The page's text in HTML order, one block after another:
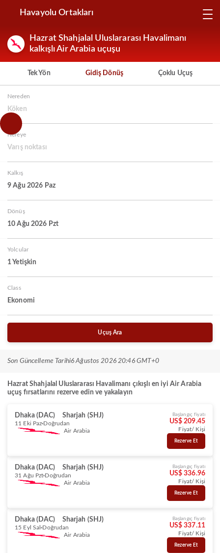
Havayolu Ortakları
Hazrat Shahjalal Uluslararası Havalimanı
kalkışlı Air Arabia uçuşu
Tek Yön Gidiş Dönüş Çoklu Uçuş
Nereden
Köken
Nereye
Varış noktası
Kalkış
9 Ağu 2026 Paz
Dönüş
10 Ağu 2026 Pzt
Yolcular
1 Yetişkin
Class
Ekonomi
Uçuş Ara
Son Güncelleme Tarihi6 Ağustos 2026 20:46 GMT+0
Hazrat Shahjalal Uluslararası Havalimanı çıkışlı en iyi Air Arabia
uçuş fırsatlarını rezerve edin ve yakalayın
Dhaka (DAC) Sharjah (SHJ)
11 Eki Paz Doğrudan
Air Arabia
Başlangıç fiyatı
US$ 209.45
Fiyat/ Kişi
Rezerve Et
Dhaka (DAC) Sharjah (SHJ)
31 Ağu Pzt Doğrudan
Air Arabia
Başlangıç fiyatı
US$ 336.96
Fiyat/ Kişi
Rezerve Et
Dhaka (DAC) Sharjah (SHJ)
15 Eyl Sal Doğrudan
Air Arabia
Başlangıç fiyatı
US$ 337.11
Fiyat/ Kişi
Rezerve Et